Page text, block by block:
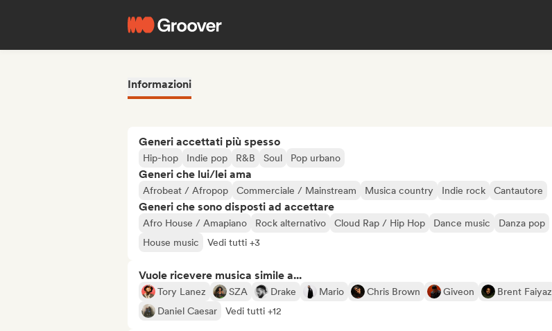
Informazioni
Generi accettati più spesso
Hip-hop Indie pop R&B Soul Pop urbano
Generi che lui/lei ama
Afrobeat / Afropop Commerciale / Mainstream Musica country Indie rock Cantautore
Generi che sono disposti ad accettare
Afro House / Amapiano Rock alternativo Cloud Rap / Hip Hop Dance music
Danza pop
House music
Vedi tutti +3
Vuole ricevere musica simile a...
Tory Lanez SZA Drake Mario Chris Brown Giveon
Brent Faiyaz
Daniel Caesar
Vedi tutti +12